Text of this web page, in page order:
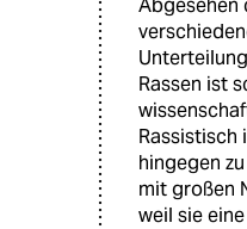
Abgesehen
Rassen ist
Rassistisch
hingegen
mit großen
weil sie